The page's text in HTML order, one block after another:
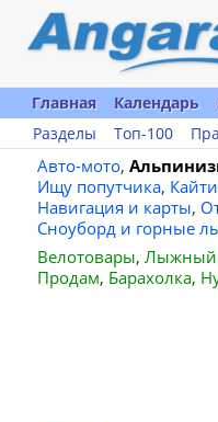
Главная Календарь
Разделы
Топ-100
Авто-мото,
Ищу попутчика,
Навигация и карты,
Сноуборд и горные
Велотовары, Лыжный
Продам, Барахолка,